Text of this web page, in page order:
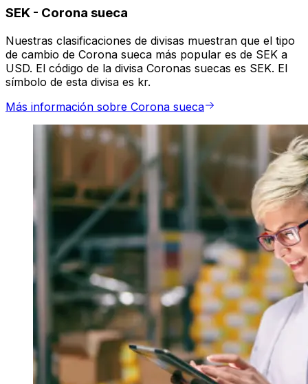
SEK - Corona sueca
Nuestras clasificaciones de divisas muestran que el tipo
de cambio de Corona sueca más popular es de SEK a
USD. El código de la divisa Coronas suecas es SEK. El
símbolo de esta divisa es kr.
Más información sobre Corona sueca